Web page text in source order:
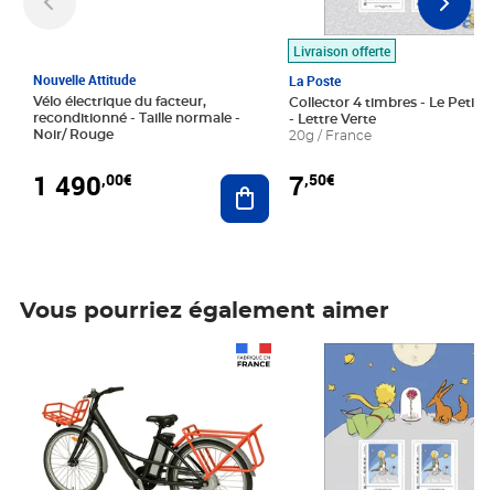
Nouvelle Attitude
Vélo électrique du facteur,
reconditionné - Taille normale -
Noir/ Rouge
1 490,00€ Ajouter au panier
Livraison offerte
La Poste
Collector 4 timbres - Le Petit
- Lettre Verte
20g / France
7,50€
Vous pourriez également aimer
Prix 7,50€